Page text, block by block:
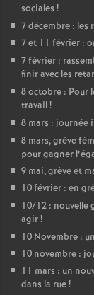
sociales !
7 décembre : les
7 et 11 février :
7 février :
finir avec les
8 octobre : Pour
travail!
8 mars : journée
8 mars, grève
pour gagner
9 mai, grève et
10 février : en
10/12 : nouvelle
agir!
10 Novembre :
10 novembre :
11 mars : un
dans la rue!